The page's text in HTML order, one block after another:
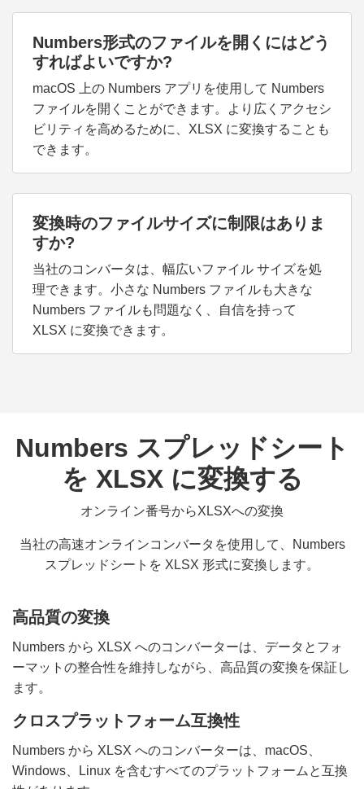
Numbers形式のファイルを開くにはどう
すればよいですか?
macOS 上の Numbers アプリを使用して Numbers
ファイルを開くことができます。より広くアクセシ
ビリティを高めるために、XLSX に変換することも
できます。
変換時のファイルサイズに制限はありま
すか?
当社のコンバータは、幅広いファイル サイズを処
理できます。小さな Numbers ファイルも大きな
Numbers ファイルも問題なく、自信を持って
XLSX に変換できます。
Numbers スプレッドシート
を XLSX に変換する
オンライン番号からXLSXへの変換
当社の高速オンラインコンバータを使用して、Numbers
スプレッドシートを XLSX 形式に変換します。
高品質の変換
Numbers から XLSX へのコンバーターは、データとフォ
ーマットの整合性を維持しながら、高品質の変換を保証し
ます。
クロスプラットフォーム互換性
Numbers から XLSX へのコンバーターは、macOS、
Windows、Linux を含むすべてのプラットフォームと互換